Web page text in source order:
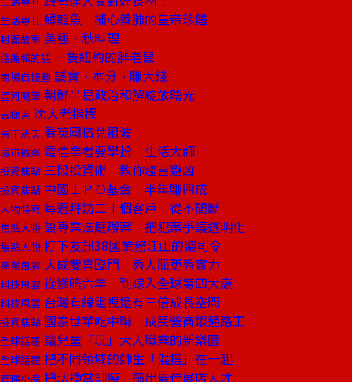
生活專刊 鱘龍魚 補心養肺的皇帝珍饈
封面故事 美極．秋料理
總編輯的話 一隻紐約的胖老鼠
商場自慢塾 誠實、本分、賺大錢
星河隨筆 朝鮮半島政治和解綻放曙光
去梯言 沈大老指標
馬丁沃夫 看英國擠兌風波
房市觀察 電信業者要學扮 生活大師
投資焦點 三段投資術 教你趨吉避凶
投資焦點 中國ＩＰＯ基金 半年賺四成
人物特寫 每週拜訪二十個客戶 從不間斷
焦點人物 設專業法庭辦案 把犯案爭議透明化
焦點人物 打下友訊38國業務江山的總司令
產業風雲 大成雙喜臨門 秀人脈更秀實力
科技風雲 從慘賠六年 到嫁入全球第四大廠
科技風雲 台灣有線電視還有三倍成長空間
投資焦點 國泰世華吃中聯 成民營商銀通路王
全球話題 讓兒童「玩」大人職業的新樂園
全球話題 把不同領域的師生「混搭」在一起
管理小品 把汰換當訓練 篩出最佳展店人才